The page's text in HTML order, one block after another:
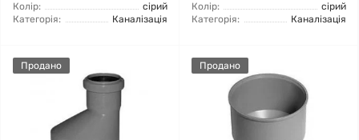
Колір:
сірий
Категорія:
Каналізація
Колір:
сірий
Категорія:
Каналізація
Продано Продано